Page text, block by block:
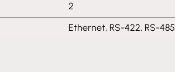
2
Ethernet, RS-422, RS-485